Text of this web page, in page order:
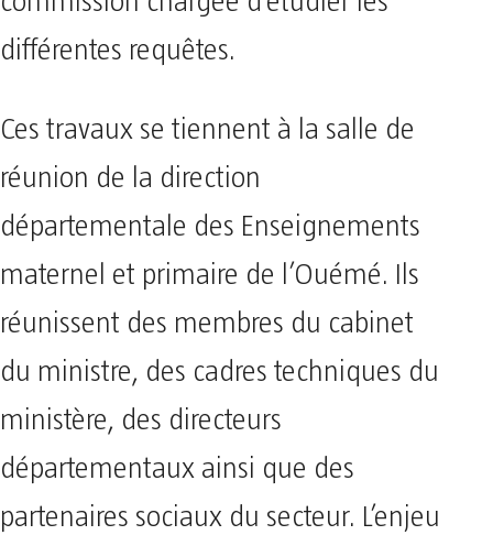
commission chargée d’étudier les
différentes requêtes.
Ces travaux se tiennent à la salle de
réunion de la direction
départementale des Enseignements
maternel et primaire de l’Ouémé. Ils
réunissent des membres du cabinet
du ministre, des cadres techniques du
ministère, des directeurs
départementaux ainsi que des
partenaires sociaux du secteur. L’enjeu